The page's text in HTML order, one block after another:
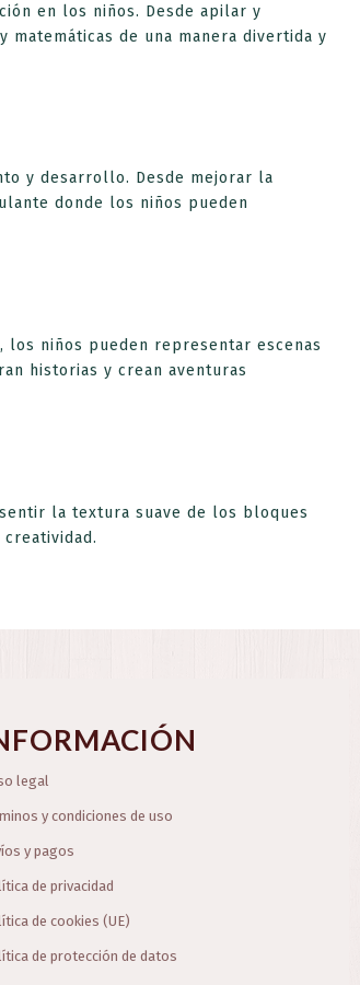
en los niños. Desde apilar y
de una manera divertida y
y desarrollo. Desde mejorar la
donde los niños pueden
niños pueden representar escenas
historias y crean aventuras
la textura suave de los bloques
legal
y condiciones de uso
y pagos
de privacidad
de cookies (UE)
de protección de datos